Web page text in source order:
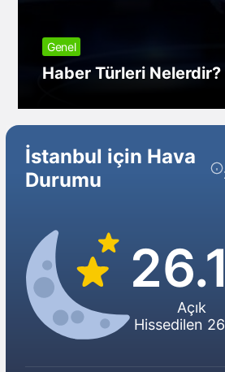
Genel
Haber Türleri Nelerdir?
İstanbul için Hava
Durumu
26.1
Açık
Hissedilen